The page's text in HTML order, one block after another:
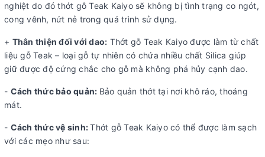
nghiệt do đó thớt gỗ Teak Kaiyo sẽ không bị tình trạng co ngót,
cong vênh, nứt nẻ trong quá trình sử dụng.
+ Thân thiện đối với dao: Thớt gỗ Teak Kaiyo được làm từ chất
liệu gỗ Teak – loại gỗ tự nhiên có chứa nhiều chất Silica giúp
giữ được độ cứng chắc cho gỗ mà không phá hủy cạnh dao.
- Cách thức bảo quản: Bảo quản thớt tại nơi khô ráo, thoáng
mát.
- Cách thức vệ sinh:Thớt gỗ Teak Kaiyo có thể được làm sạch
với các mẹo như sau: